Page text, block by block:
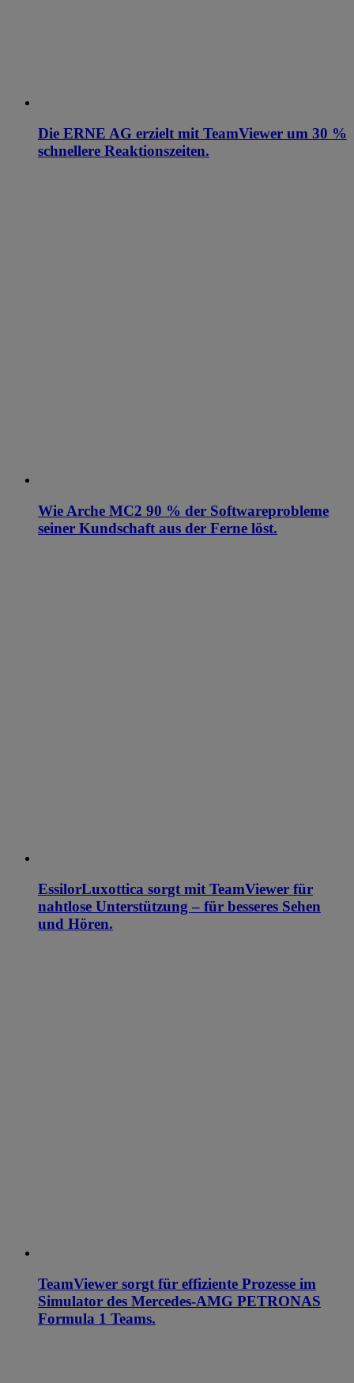
Die ERNE AG erzielt mit TeamViewer um 30 %
schnellere Reaktionszeiten.
Wie Arche MC2 90 % der Softwareprobleme
seiner Kundschaft aus der Ferne löst.
EssilorLuxottica sorgt mit TeamViewer für
nahtlose Unterstützung – für besseres Sehen
und Hören.
TeamViewer sorgt für effiziente Prozesse im
Simulator des Mercedes-AMG PETRONAS
Formula 1 Teams.